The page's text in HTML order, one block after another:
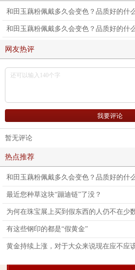
和田玉藕粉佩戴多久会变色？品质好的什
和田玉藕粉佩戴多久会变色？品质好的什
网友热评
暂无评论
热点推荐
和田玉藕粉佩戴多久会变色？品质好的什
最近您种草这块“蹦迪链”了没？
为何在珠宝展上买到假东西的人仍不在少
有这些钢印的都是“假黄金”
黄金持续上涨，对于大众来说现在应不应